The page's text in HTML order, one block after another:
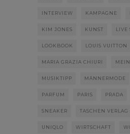
INTERVIEW KAMPAGNE
KIM JONES KUNST LIVE
LOOKBOOK LOUIS VUITTON
MARIA GRAZIA CHIURI
MUSIKTIPP MÄNNERMODE
PARFUM PARIS PRADA
SNEAKER TASCHEN VERLAG
UNIQLO WIRTSCHAFT